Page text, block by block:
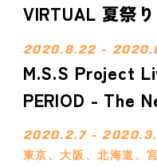
VIRTUAL 夏祭
2020.8.22 -
M.S.S Project
PERIOD - The
2020.2.7 -
東京、大阪、北海道、